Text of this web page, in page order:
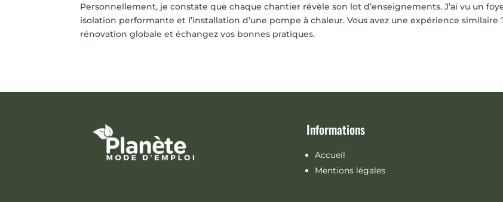
Personnellement, je constate que chaque chantier révèle son lot d’enseignements. J’ai vu un
isolation performante et l’installation d’une pompe à chaleur. Vous avez une expérience similaire
rénovation globale et échangez vos bonnes pratiques.
Informations
Accueil
Mentions légales